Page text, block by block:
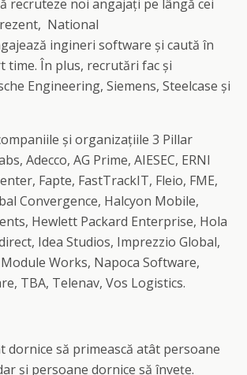
recruteze noi angajați pe lângă cei
National
ingineri software și caută în
time. În plus, recrutări fac și
Engineering, Siemens, Steelcase și
și organizațiile 3 Pillar
Adecco, AG Prime, AIESEC, ERNI
Fapte, FastTrackIT, Fleio, FME,
Convergence, Halcyon Mobile,
Hewlett Packard Enterprise, Hola
Idea Studios, Imprezzio Global,
Works, Napoca Software,
TBA, Telenav, Vos Logistics.
dornice să primească atât persoane
și persoane dornice să învețe.